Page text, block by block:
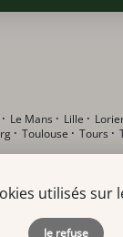
· Le Mans · Lille ·
· Toulouse · Tours ·
utilisés
Je refuse